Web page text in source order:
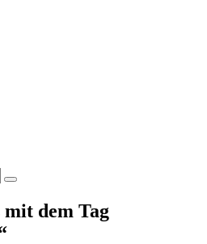
dem Tag